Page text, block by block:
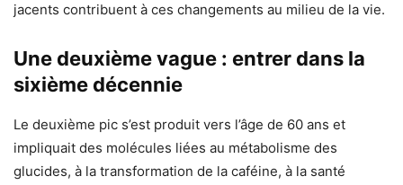
jacents contribuent à ces changements au milieu de la vie.
Une deuxième vague : entrer dans la
sixième décennie
Le deuxième pic s’est produit vers l’âge de 60 ans et
impliquait des molécules liées au métabolisme des
glucides, à la transformation de la caféine, à la santé